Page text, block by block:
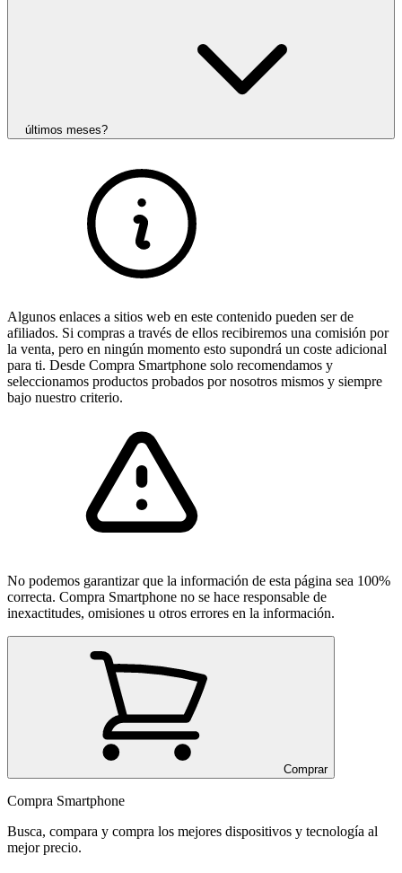
últimos meses?
Algunos enlaces a sitios web en este contenido pueden ser de
afiliados. Si compras a través de ellos recibiremos una comisión por
la venta, pero en ningún momento esto supondrá un coste adicional
para ti. Desde Compra Smartphone solo recomendamos y
seleccionamos productos probados por nosotros mismos y siempre
bajo nuestro criterio.
No podemos garantizar que la información de esta página sea 100%
correcta. Compra Smartphone no se hace responsable de
inexactitudes, omisiones u otros errores en la información.
Comprar
Compra Smartphone
Busca, compara y compra los mejores dispositivos y tecnología al
mejor precio.